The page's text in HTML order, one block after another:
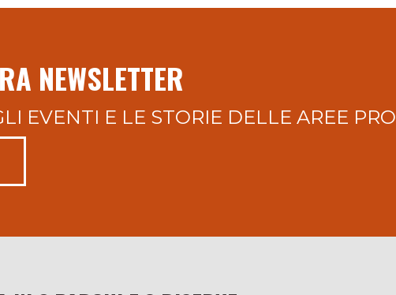
NEWSLETTER
EVENTI E LE STORIE DELLE AREE